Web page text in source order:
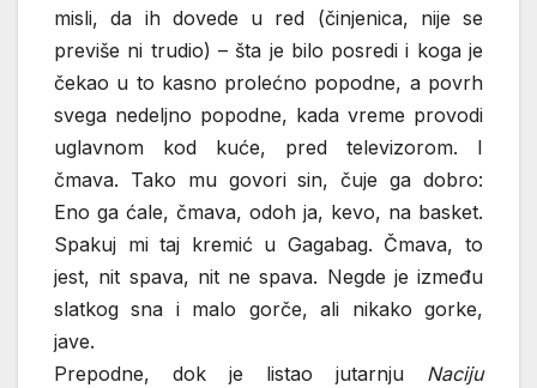
misli, da ih dovede u red (činjenica, nije se
previše ni trudio) – šta je bilo posredi i koga je
čekao u to kasno prolećno popodne, a povrh
svega nedeljno popodne, kada vreme provodi
uglavnom kod kuće, pred televizorom. I
čmava. Tako mu govori sin, čuje ga dobro:
Eno ga ćale, čmava, odoh ja, kevo, na basket.
Spakuj mi taj kremić u Gagabag. Čmava, to
jest, nit spava, nit ne spava. Negde je između
slatkog sna i malo gorče, ali nikako gorke,
jave.
Prepodne, dok je listao jutarnju Naciju